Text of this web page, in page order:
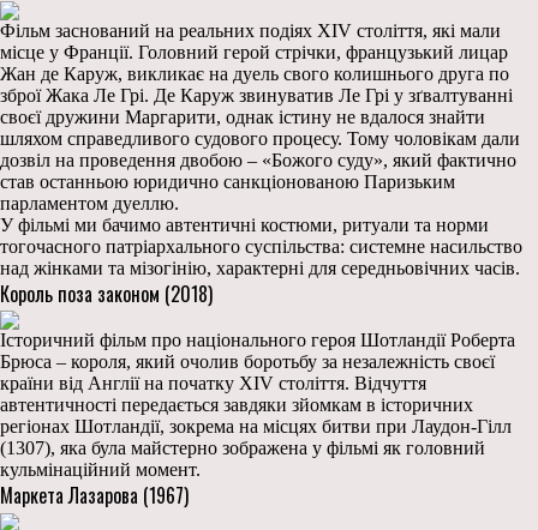
Фільм заснований на реальних подіях XIV століття, які мали
місце у Франції. Головний герой стрічки, французький лицар
Жан де Каруж, викликає на дуель свого колишнього друга по
зброї Жака Ле Грі. Де Каруж звинуватив Ле Грі у зґвалтуванні
своєї дружини Маргарити, однак істину не вдалося знайти
шляхом справедливого судового процесу. Тому чоловікам дали
дозвіл на проведення двобою – «Божого суду», який фактично
став останньою юридично санкціонованою Паризьким
парламентом дуеллю.
У фільмі ми бачимо автентичні костюми, ритуали та норми
тогочасного патріархального суспільства: системне насильство
над жінками та мізогінію, характерні для середньовічних часів.
Король поза законом (2018)
Історичний фільм про національного героя Шотландії Роберта
Брюса – короля, який очолив боротьбу за незалежність своєї
країни від Англії на початку XIV століття. Відчуття
автентичності передається завдяки зйомкам в історичних
регіонах Шотландії, зокрема на місцях битви при Лаудон-Гілл
(1307), яка була майстерно зображена у фільмі як головний
кульмінаційний момент.
Маркета Лазарова (1967)